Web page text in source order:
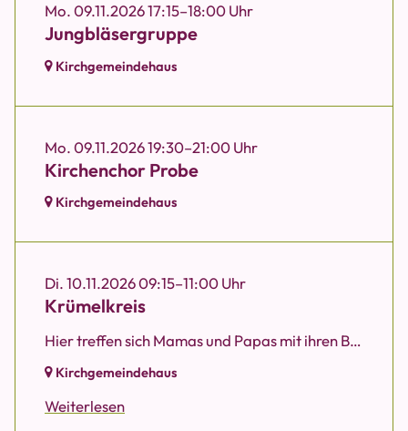
Mo. 09.11.2026 17:15–18:00 Uhr
Jungbläsergruppe
Kirchgemeindehaus
Mo. 09.11.2026 19:30–21:00 Uhr
Kirchenchor Probe
Kirchgemeindehaus
Di. 10.11.2026 09:15–11:00 Uhr
Krümelkreis
Hier treffen sich Mamas und Papas mit ihren Babys und Kleinkinder (0 bis 3 Jahre). Gern kannst du auch als Schwangere mit dazukommen.
Kirchgemeindehaus
Weiterlesen